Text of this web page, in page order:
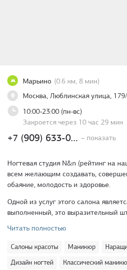
Марьино (0.6 км, 8 мин)
Москва, Люблинская улица,
10:00-23:00 (пн-вс)
Закроется через 10 час 29 мин
+7 (909) 633-0... – показать
Ногтевая студия N&n (рейтинг на
всем желающим создавать,
обаяние, молодость и здоровье.
Одной из услуг этого салона
выполненный, это выразительный
Читать полностью
Салоны красоты Маникюр
Дизайн ногтей
Классический